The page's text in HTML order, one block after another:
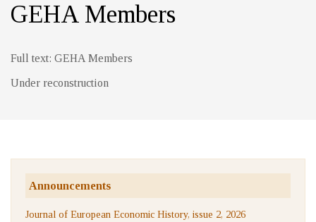
GEHA Members
Full text: GEHA Members
Under reconstruction
Announcements
Journal of European Economic History, issue 2, 2026